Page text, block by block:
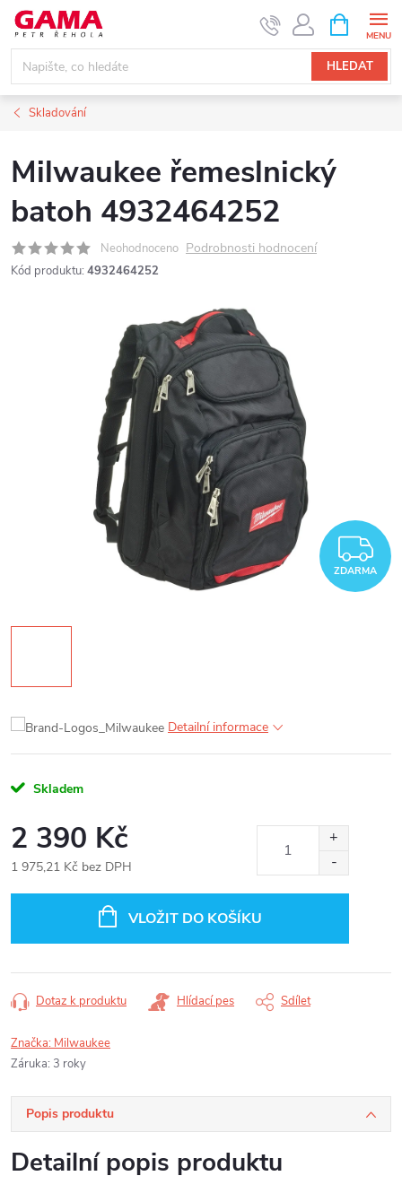
Přejít
obsah
HLEDAT
NÁKUPNÍ
KOŠÍK
Skladování
Milwaukee řemeslnický
batoh 4932464252
Neohodnoceno Podrobnosti hodnocení
Kód produktu: 4932464252
ZDARMA
Detailní informace
Skladem
2 390 Kč
1 975,21 Kč bez DPH
VLOŽIT DO KOŠÍKU
Dotaz k produktu Hlídací pes Sdílet
Značka: Milwaukee
Záruka: 3 roky
Popis produktu
Detailní popis produktu